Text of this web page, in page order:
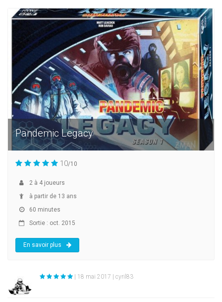
Pandemic Legacy
10/10
2 à 4 joueurs
à partir de 13 ans
60 minutes
Sortie : oct. 2015
En savoir plus
| 18 mai 2017 | cyril83